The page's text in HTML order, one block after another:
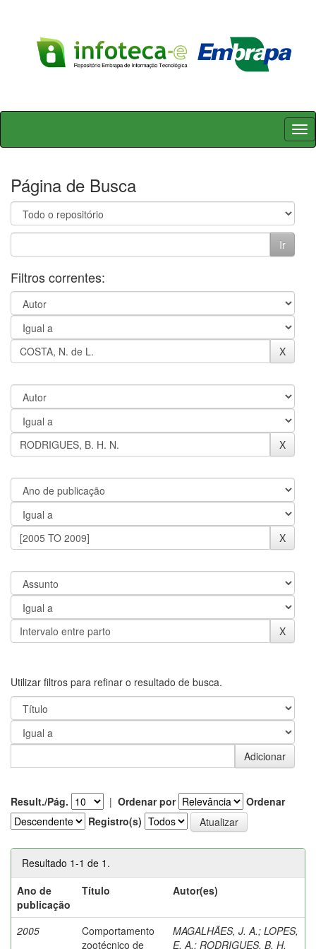
Skip
Página de Busca
Filtros correntes:
Utilizar filtros para refinar o resultado de busca.
Result./Pág. | Ordenar por
Ordenar
Registro(s)
Resultado 1-1 de 1.
Ano de
publicação
Título Autor(es)
2005
Comportamento
zootécnico de
MAGALHÃES, J. A.; LOPES,
E. A.; RODRIGUES, B. H.